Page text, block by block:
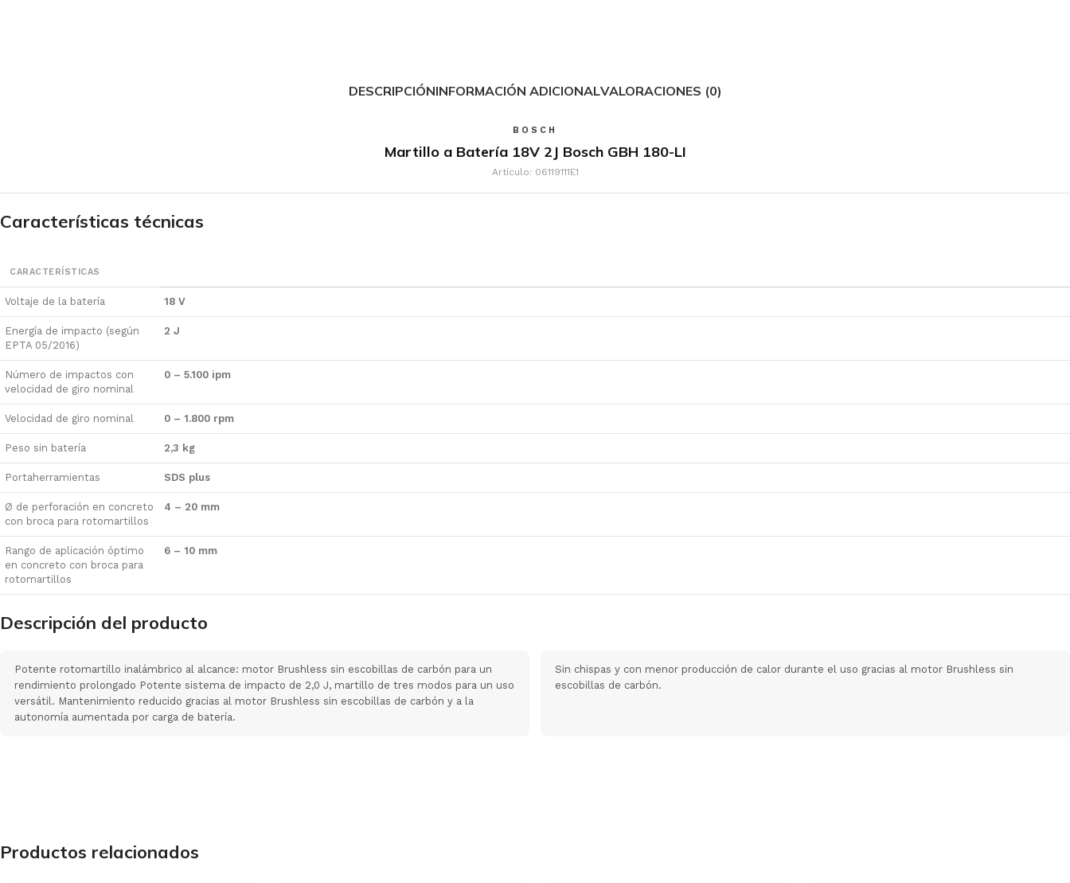
DESCRIPCIÓNINFORMACIÓN ADICIONALVALORACIONES (0)
BOSCH
Martillo a Batería 18V 2J Bosch GBH 180-LI
Artículo: 06119111E1
Características técnicas
CARACTERÍSTICAS
Voltaje de la batería 18 V
Energía de impacto (según
EPTA 05/2016)
2 J
Número de impactos con
velocidad de giro nominal
0 – 5.100 ipm
Velocidad de giro nominal 0 – 1.800 rpm
Peso sin batería 2,3 kg
Portaherramientas SDS plus
Ø de perforación en concreto
con broca para rotomartillos
4 – 20 mm
Rango de aplicación óptimo
en concreto con broca para
rotomartillos
6 – 10 mm
Descripción del producto
Potente rotomartillo inalámbrico al alcance: motor Brushless sin escobillas de carbón para un
rendimiento prolongado Potente sistema de impacto de 2,0 J, martillo de tres modos para un uso
versátil. Mantenimiento reducido gracias al motor Brushless sin escobillas de carbón y a la
autonomía aumentada por carga de batería.
Sin chispas y con menor producción de calor durante el uso gracias al motor Brushless sin
escobillas de carbón.
Productos relacionados